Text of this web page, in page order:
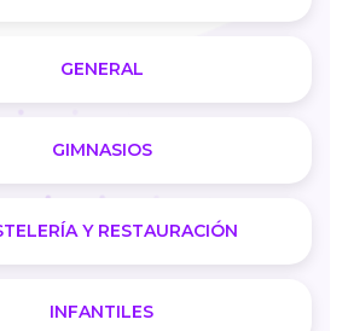
GENERAL
GIMNASIOS
Y RESTAURACIÓN
INFANTILES